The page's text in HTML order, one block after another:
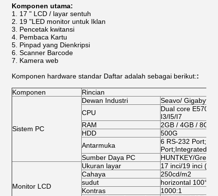
Komponen utama:
17 " LCD / layar sentuh
19 "LED monitor untuk Iklan
Pencetak kwitansi
Pembaca Kartu
Pinpad yang Dienkripsi
Scanner Barcode
Kamera web
Komponen hardware standar Daftar adalah sebagai berikut::
Komponen Rincian
Sistem PC
Dewan Industri
Seavo/ Gigabyte/
CPU
Dual core E5700/
I3/I5/I7
RAM
2GB / 4GB / 8GB
HDD
500G
Antarmuka
6 RS-232 Port;1
Port;Integrated
Sumber Daya PC
HUNTKEY/Great
Monitor LCD
Ukuran layar
17 inci/19 inci
Cahaya
250cd/m2
sudut
horizontal 100° di
Kontras
1000:1